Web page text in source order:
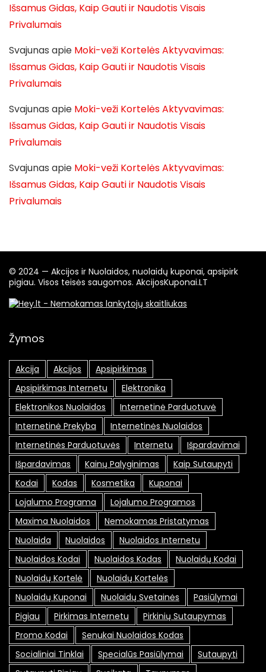
Išsamus Gidas, Kaip Gauti ir Naudotis Visais
Privalumais
Svajunas apie Moki-veži Kortelės Aktyvavimas:
Išsamus Gidas, Kaip Gauti ir Naudotis Visais
Privalumais
Svajunas apie Moki-veži Kortelės Aktyvavimas:
Išsamus Gidas, Kaip Gauti ir Naudotis Visais
Privalumais
Svajunas apie Moki-veži Kortelės Aktyvavimas:
Išsamus Gidas, Kaip Gauti ir Naudotis Visais
Privalumais
© 2024 — Akcijos ir Nuolaidos, nuolaidų kuponai, apsipirk
pigiau. Visos teisės saugomos. AkcijosKuponai.LT
Žymos
Akcija Akcijos
Apsipirkimas
Apsipirkimas Internetu
Elektronika
Elektronikos Nuolaidos
Internetinė Parduotuvė
Internetinė Prekyba
Internetinės Nuolaidos
Internetinės Parduotuvės
Internetu
Išpardavimai
Išpardavimas
Kainų Palyginimas
Kaip Sutaupyti
Kodai
Kodas Kosmetika
Kuponai
Lojalumo Programa
Lojalumo Programos
Maxima Nuolaidos
Nemokamas Pristatymas
Nuolaida
Nuolaidos
Nuolaidos Internetu
Nuolaidos Kodai
Nuolaidos Kodas
Nuolaidų Kodai
Nuolaidų Kortelė
Nuolaidų Kortelės
Nuolaidų Kuponai
Nuolaidų Svetainės
Pasiūlymai
Pigiau
Pirkimas Internetu
Pirkinių Sutaupymas
Promo Kodai
Senukai Nuolaidos Kodas
Socialiniai Tinklai
Specialūs Pasiūlymai
Sutaupyti